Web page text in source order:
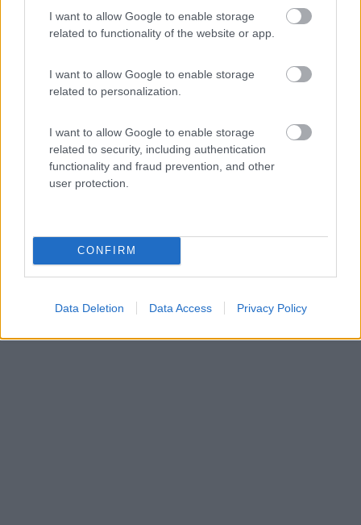
I want to allow Google to enable storage
related to functionality of the website or app.
I want to allow Google to enable storage
related to personalization.
I want to allow Google to enable storage
related to security, including authentication
functionality and fraud prevention, and other
user protection.
CONFIRM
Data Deletion Data Access Privacy Policy
Agriturismo La Ca 'd Majin
8 1
Servizi / Posizione
Struttura agrituristica con area sosta camper in zona
Poirino (TO) - 490.3km